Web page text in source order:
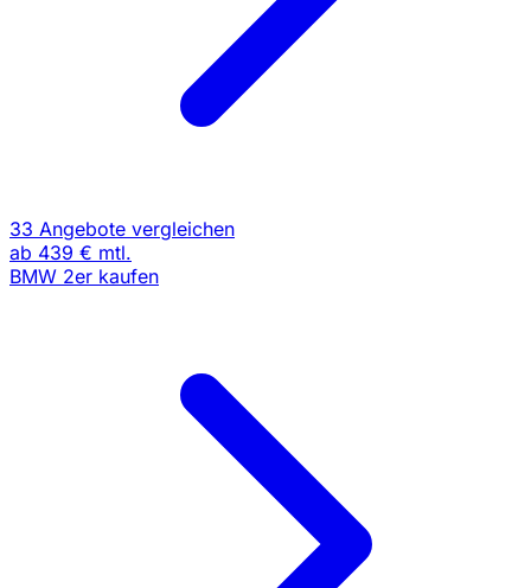
33 Angebote vergleichen
ab 439 € mtl.
BMW 2er kaufen